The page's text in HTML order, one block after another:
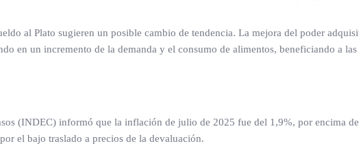
al Plato sugieren un posible cambio de tendencia. La mejora del poder
en un incremento de la demanda y el consumo de alimentos, beneficiando a
(INDEC) informó que la inflación de julio de 2025 fue del 1,9%, por encima
el bajo traslado a precios de la devaluación.